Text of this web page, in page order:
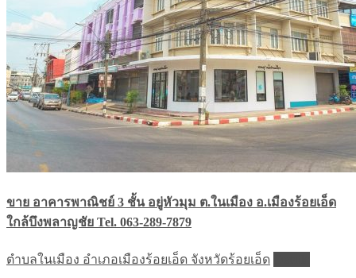
ขาย อาคารพาณิชย์ 3 ชั้น อยู่หัวมุม ต.ในเมือง อ.เมืองร้อยเอ็ด
ใกล้บึงพลาญชัย Tel. 063-289-7879
ตำบลในเมือง อำเภอเมืองร้อยเอ็ด จังหวัดร้อยเอ็ด